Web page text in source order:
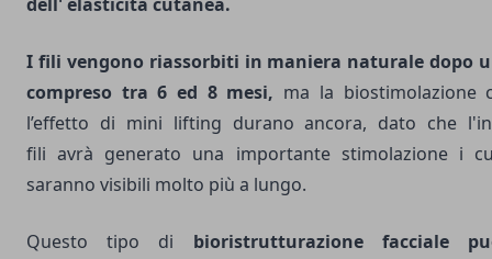
I fili vengono riassorbiti in maniera naturale dopo
compreso tra 6 ed 8 mesi, ma la biostimolazione
l’effetto di mini lifting durano ancora, dato che
fili avrà generato una importante stimolazione i
saranno visibili molto più a lungo.
Questo tipo di bioristrutturazione facciale